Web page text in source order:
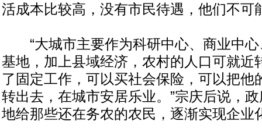
活成本比较高，没有市民待遇，他们不可
“大城市主要作为科研中心、商业中心
基地，加上县域经济，农村的人口可就近
了固定工作，可以买社会保险，可以把他
转出去，在城市安居乐业。”宗庆后说，
地给那些还在务农的农民，逐渐实现企业